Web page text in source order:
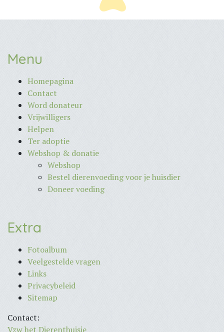
Menu
Homepagina
Contact
Word donateur
Vrijwilligers
Helpen
Ter adoptie
Webshop & donatie
Webshop
Bestel dierenvoeding voor je huisdier
Doneer voeding
Extra
Fotoalbum
Veelgestelde vragen
Links
Privacybeleid
Sitemap
Contact:
Vzw het Dierenthuisje